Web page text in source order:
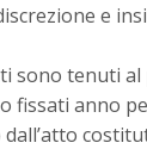
e
sono tenuti
fissati anno